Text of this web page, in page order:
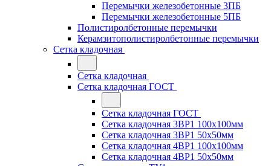
Перемычки железобетонные 3ПБ
Перемычки железобетонные 5ПБ
Полистиролбетонные перемычки
Керамзитополистиролбетонные перемычки
Сетка кладочная
Сетка кладочная
Сетка кладочная ГОСТ
Сетка кладочная ГОСТ
Сетка кладочная 3ВР1 100x100мм
Сетка кладочная 3ВР1 50x50мм
Сетка кладочная 4ВР1 100x100мм
Сетка кладочная 4ВР1 50x50мм